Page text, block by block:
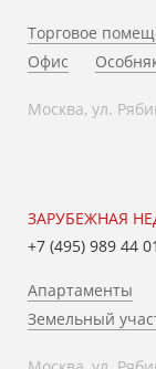
Торговое
Офис
Москва, ул.
ЗАРУБЕЖНАЯ
+7 (495) 989 44 01
Апартаменты
Земельный